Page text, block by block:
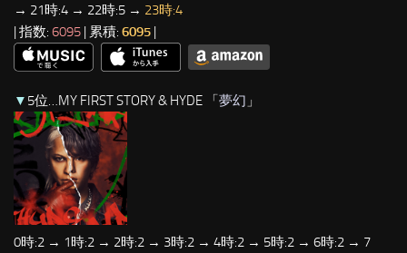
→ 21時:4 → 22時:5 → 23時:4
| 指数: 6095 | 累積: 6095 |
▼ 5位…MY FIRST STORY & HYDE 「夢幻 」
0時:2 → 1時:2 → 2時:2 → 3時:2 → 4時:2 → 5時:2 → 6時:2 → 7